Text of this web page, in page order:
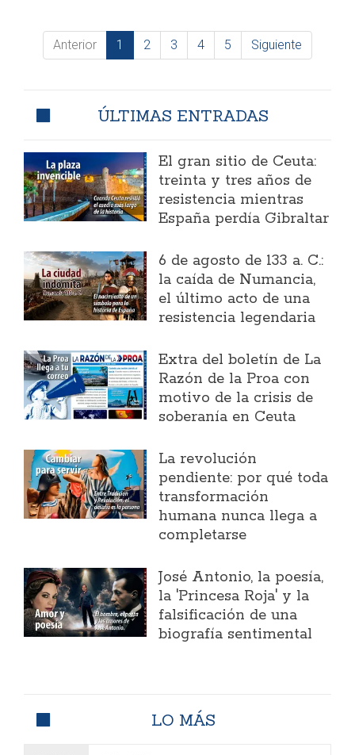
Anterior 1 2 3 4 5 Siguiente
ÚLTIMAS ENTRADAS
El gran sitio de Ceuta:
treinta y tres años de
resistencia mientras
España perdía Gibraltar
6 de agosto de 133 a. C.:
la caída de Numancia,
el último acto de una
resistencia legendaria
Extra del boletín de La
Razón de la Proa con
motivo de la crisis de
soberanía en Ceuta
La revolución
pendiente: por qué toda
transformación
humana nunca llega a
completarse
José Antonio, la poesía,
la 'Princesa Roja' y la
falsificación de una
biografía sentimental
LO MÁS